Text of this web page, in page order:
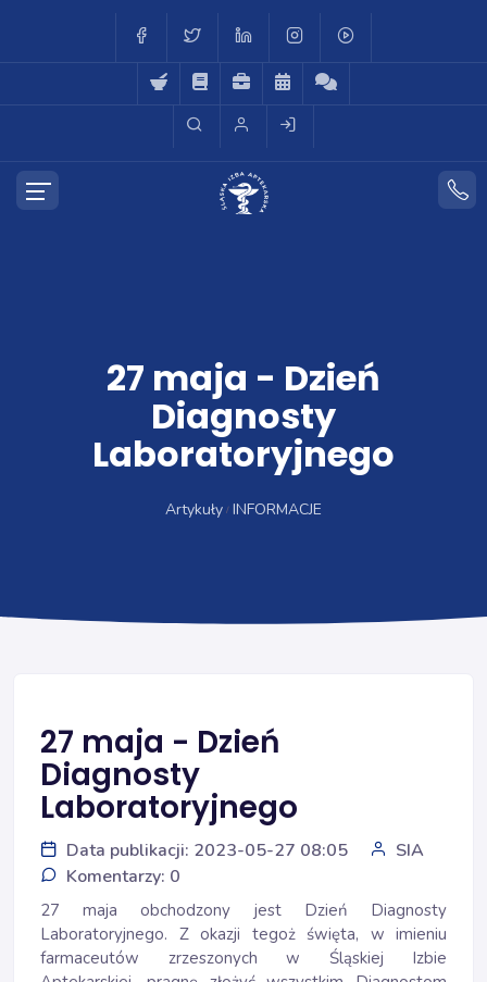
27 maja - Dzień
Diagnosty
Laboratoryjnego
Artykuły INFORMACJE
27 maja - Dzień
Diagnosty
Laboratoryjnego
Data publikacji: 2023-05-27 08:05
SIA
Komentarzy: 0
27 maja obchodzony jest Dzień Diagnosty
Laboratoryjnego. Z okazji tegoż święta, w imieniu
farmaceutów zrzeszonych w Śląskiej Izbie